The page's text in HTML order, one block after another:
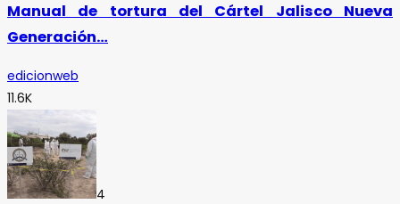
Manual de tortura del Cártel Jalisco Nueva
Generación…
edicionweb
11.6K
4